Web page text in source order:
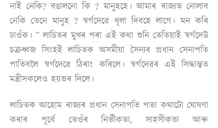
নাই নেকি? বঙালনাে কি ? মানুহহে। আমাৰ ৰাজ্যত নােলাব
নেকি তেনে মানুহ ? স্বৰ্গদেৱে ধূলা দিবহে লাগে। মন কৰি
চাওঁক। ” লাচিতৰ মুখৰ পৰা এই কথা শুনি তেতিয়াই স্বৰ্গদেউ
চক্ৰধ্বজ সিংহই লাচিতক অসমীয়া সৈন্যৰ প্রধান সেনাপতি
পাতিবলৈ স্বৰ্গদেৱে ঠিৰাং কৰিলে। স্বৰ্গদেৱৰ এই সিদ্ধান্তত
মন্ত্রীসকলেও হয়ভৰ দিলে।
লাচিতক আহোম ৰাজ্যৰ প্ৰধান সেনাপতি পতা কথাটো ঘােষণা
কৰাৰ পূর্বে তেওঁৰ নিৰ্ভীকতা, সাহসীকতা আৰু